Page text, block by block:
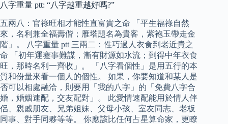
八字重量 ptt: “八字越重越好嗎?”
五兩八：官祿旺相才能性直富貴之命 「平生福祿自然
來，名利兼全福壽偕；雁塔題名為貴客，紫袍玉帶走金
階」。 八字重量 ptt 三兩二：性巧過人衣食到老近貴之
命 「初年運蹇事難謀，漸有財源如水流；到得中年衣食
旺，那時名利一齊收」。 「八字看個性」是用五行的本
質和份量來看一個人的個性。 如果，你要知道和某人是
否可以相處融洽，則要用「我的八字」的「免費八字合
婚，婚姻速配，交友配對」。 此愛情速配能用於情人伴
侶、親戚朋友、兄弟姐妹、父母小孩、室友同志、老板
同事、對手同夥等等。 你應該比任何占星算命家，更瞭